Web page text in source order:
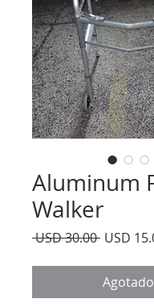
Aluminum
Walker
USD 30.00 Precio
USD
Agotado